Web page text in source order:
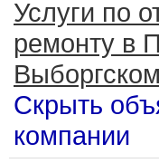
Услуги по
ремонту в
Скрыть
компании